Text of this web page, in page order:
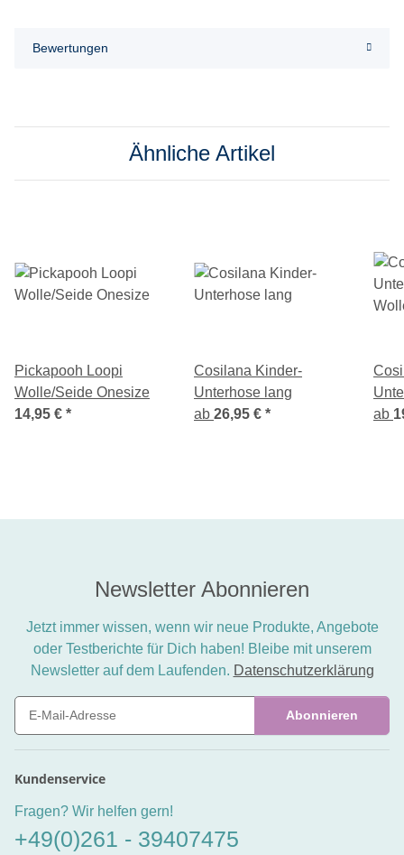
Bewertungen
Ähnliche Artikel
Pickapooh Loopi
Wolle/Seide Onesize
14,95 € *
Cosilana Kinder-
Unterhose lang
ab 26,95 € * ab
Newsletter Abonnieren
Jetzt immer wissen, wenn wir neue Produkte, Angebote
oder Testberichte für Dich haben! Bleibe mit unserem
Newsletter auf dem Laufenden. Datenschutzerklärung
Abonnieren
Kundenservice
Fragen? Wir helfen gern!
+49(0)261 - 39407475